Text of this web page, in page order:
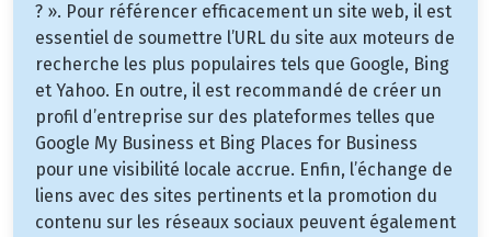
? ». Pour référencer efficacement un site web, il est
essentiel de soumettre l’URL du site aux moteurs de
recherche les plus populaires tels que Google, Bing
et Yahoo. En outre, il est recommandé de créer un
profil d’entreprise sur des plateformes telles que
Google My Business et Bing Places for Business
pour une visibilité locale accrue. Enfin, l’échange de
liens avec des sites pertinents et la promotion du
contenu sur les réseaux sociaux peuvent également